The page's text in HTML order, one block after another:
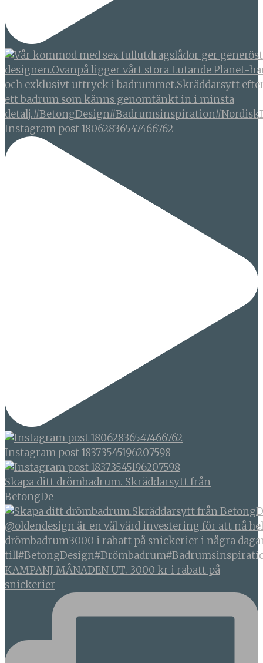
Instagram post 18062836547466762
Instagram post 18373545196207598
Skapa ditt drömbadrum. Skräddarsytt från
BetongDe
KAMPANJ MÅNADEN UT. 3000 kr i rabatt på
snickerier